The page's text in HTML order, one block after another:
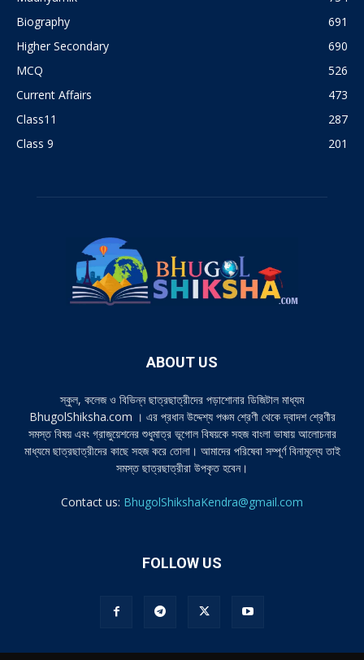
Biography
691
Higher Secondary
690
MCQ
526
Current Affairs
473
Class11
287
Class 9
201
ABOUT US
স্কুল, কলেজ ও বিভিন্ন ছাত্রছাত্রীদের পড়াশোনার ডিজিটাল মাধ্যম
BhugolShiksha.com । এর প্রধান উদ্দেশ্য পঞ্চম শ্রেণী থেকে দ্বাদশ শ্রেণীর
সমস্ত বিষয় এবং গ্রাজুয়েশনের শুধুমাত্র ভূগোল বিষয়কে সহজ বাংলা ভাষায় আলোচনার
মাধ্যমে ছাত্রছাত্রীদের কাছে সহজ করে তোলা। আমাদের পরিষেবা সম্পূর্ণ বিনামূল্যে তাই
সমস্ত ছাত্রছাত্রীরা উপকৃত হবেন।
Contact us: BhugolShikshaKendra@gmail.com
FOLLOW US